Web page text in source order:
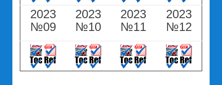
2023
№09
2023
№10
2023
№11
2023
№12